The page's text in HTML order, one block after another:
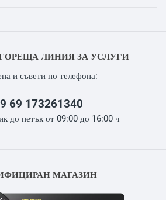
ЛИНИЯ ЗА УСЛУГИ
и съвети по телефона:
69 173261340
до петък от 09:00 до 16:00 ч
МАГАЗИН